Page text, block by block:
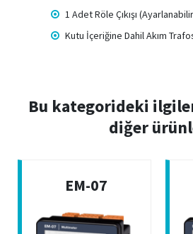
1 Adet Röle Çıkışı
Kutu İçeriğine Dahil Akım
Bu kategorideki
diğer
EM-07